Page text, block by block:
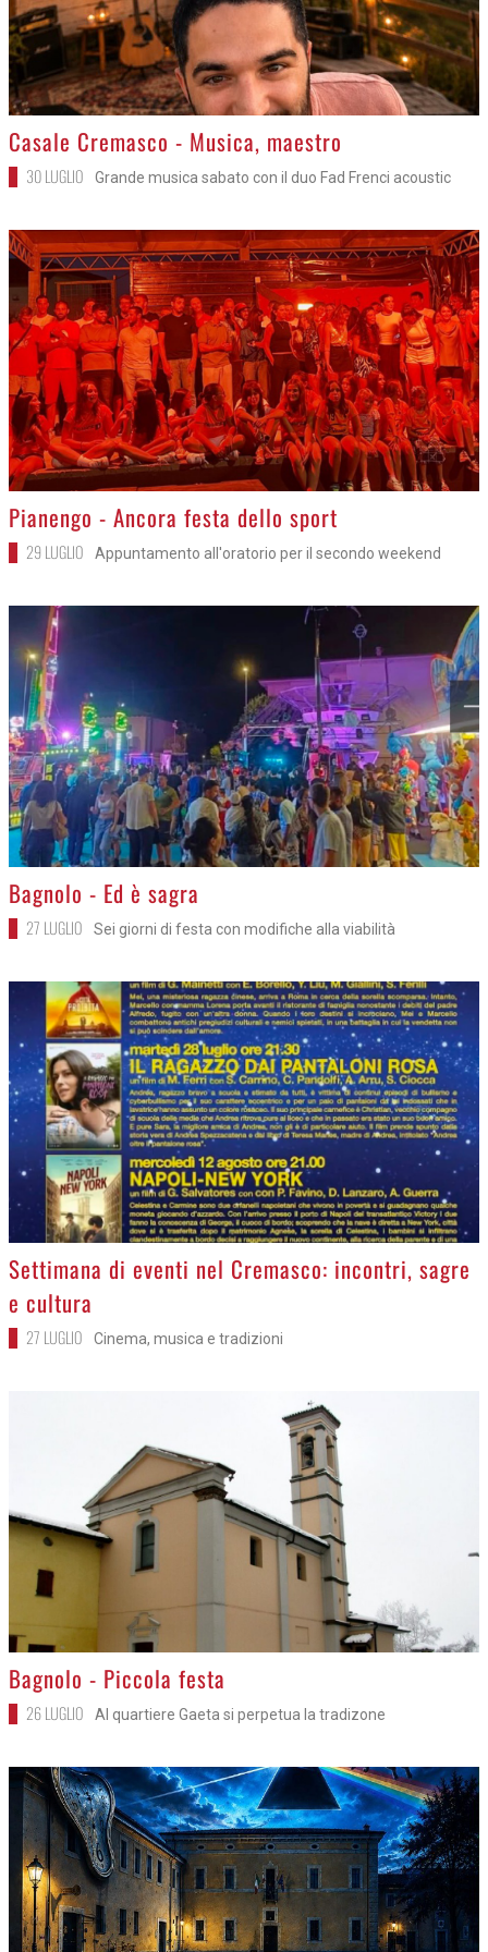
>
Casale Cremasco - Musica, maestro
30 LUGLIO Grande musica sabato con il duo Fad Frenci acoustic
>
Pianengo - Ancora festa dello sport
29 LUGLIO Appuntamento all'oratorio per il secondo weekend
>
Bagnolo - Ed è sagra
27 LUGLIO Sei giorni di festa con modifiche alla viabilità
>
Settimana di eventi nel Cremasco: incontri, sagre
e cultura
27 LUGLIO Cinema, musica e tradizioni
>
Bagnolo - Piccola festa
26 LUGLIO Al quartiere Gaeta si perpetua la tradizone